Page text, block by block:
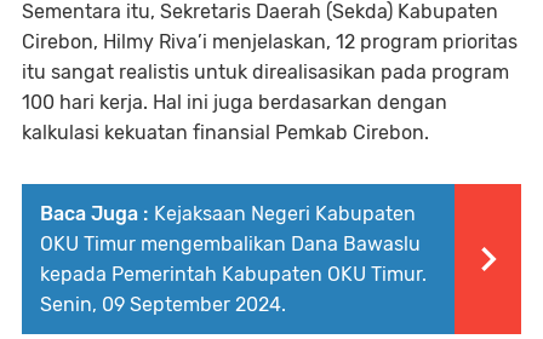
Sementara itu, Sekretaris Daerah (Sekda) Kabupaten
Cirebon, Hilmy Riva’i menjelaskan, 12 program prioritas
itu sangat realistis untuk direalisasikan pada program
100 hari kerja. Hal ini juga berdasarkan dengan
kalkulasi kekuatan finansial Pemkab Cirebon.
Baca Juga : Kejaksaan Negeri Kabupaten
OKU Timur mengembalikan Dana Bawaslu
kepada Pemerintah Kabupaten OKU Timur.
Senin, 09 September 2024.